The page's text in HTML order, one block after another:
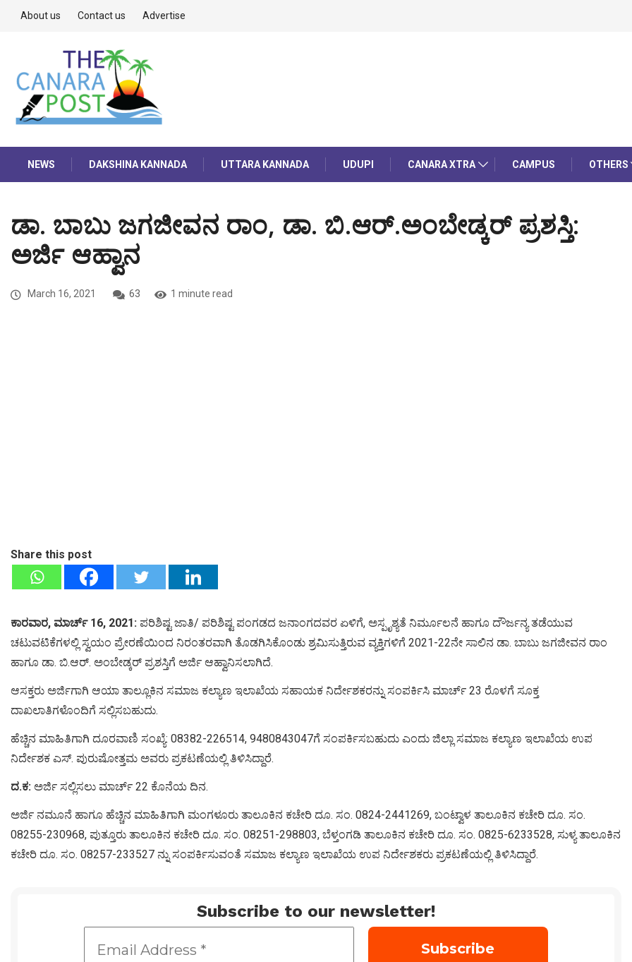
About us Contact us Advertise
NEWS DAKSHINA KANNADA UTTARA KANNADA UDUPI CANARA XTRA CAMPUS OTHERS
ಡಾ. ಬಾಬು ಜಗಜೀವನ ರಾಂ, ಡಾ. ಬಿ.ಆರ್.ಅಂಬೇಡ್ಕರ್ ಪ್ರಶಸ್ತಿ:
ಅರ್ಜಿ ಆಹ್ವಾನ
March 16, 2021 63 1 minute read
Share this post
ಕಾರವಾರ, ಮಾರ್ಚ್ 16, 2021: ಪರಿಶಿಷ್ಟ ಜಾತಿ/ ಪರಿಶಿಷ್ಟ ಪಂಗಡದ ಜನಾಂಗದವರ ಏಳಿಗೆ, ಅಸ್ಪೃಶ್ಯತೆ ನಿರ್ಮೂಲನೆ ಹಾಗೂ ದೌರ್ಜನ್ಯ ತಡೆಯುವ
ಚಟುವಟಿಕೆಗಳಲ್ಲಿ ಸ್ವಯಂ ಪ್ರೇರಣೆಯಿಂದ ನಿರಂತರವಾಗಿ ತೊಡಗಿಸಿಕೊಂಡು ಶ್ರಮಿಸುತ್ತಿರುವ ವ್ಯಕ್ತಿಗಳಿಗೆ 2021-22ನೇ ಸಾಲಿನ ಡಾ. ಬಾಬು ಜಗಜೀವನ ರಾಂ
ಹಾಗೂ ಡಾ. ಬಿ.ಆರ್. ಅಂಬೇಡ್ಕರ್ ಪ್ರಶಸ್ತಿಗೆ ಅರ್ಜಿ ಆಹ್ವಾನಿಸಲಾಗಿದೆ.
ಆಸಕ್ತರು ಅರ್ಜಿಗಾಗಿ ಆಯಾ ತಾಲ್ಲೂಕಿನ ಸಮಾಜ ಕಲ್ಯಾಣ ಇಲಾಖೆಯ ಸಹಾಯಕ ನಿರ್ದೇಶಕರನ್ನು ಸಂಪರ್ಕಿಸಿ ಮಾರ್ಚ್ 23 ರೊಳಗೆ ಸೂಕ್ತ
ದಾಖಲಾತಿಗಳೊಂದಿಗೆ ಸಲ್ಲಿಸಬಹುದು.
ಹೆಚ್ಚಿನ ಮಾಹಿತಿಗಾಗಿ ದೂರವಾಣಿ ಸಂಖ್ಯೆ: 08382-226514, 9480843047ಗೆ ಸಂಪರ್ಕಿಸಬಹುದು ಎಂದು ಜಿಲ್ಲಾ ಸಮಾಜ ಕಲ್ಯಾಣ ಇಲಾಖೆಯ ಉಪ
ನಿರ್ದೇಶಕ ಎಸ್. ಪುರುಷೋತ್ತಮ ಅವರು ಪ್ರಕಟಣೆಯಲ್ಲಿ ತಿಳಿಸಿದ್ದಾರೆ.
ದ.ಕ: ಅರ್ಜಿ ಸಲ್ಲಿಸಲು ಮಾರ್ಚ್ 22 ಕೊನೆಯ ದಿನ.
ಅರ್ಜಿ ನಮೂನೆ ಹಾಗೂ ಹೆಚ್ಚಿನ ಮಾಹಿತಿಗಾಗಿ ಮಂಗಳೂರು ತಾಲೂಕಿನ ಕಚೇರಿ ದೂ. ಸಂ. 0824-2441269, ಬಂಟ್ವಾಳ ತಾಲೂಕಿನ ಕಚೇರಿ ದೂ. ಸಂ.
08255-230968, ಪುತ್ತೂರು ತಾಲೂಕಿನ ಕಚೇರಿ ದೂ. ಸಂ. 08251-298803, ಬೆಳ್ತಂಗಡಿ ತಾಲೂಕಿನ ಕಚೇರಿ ದೂ. ಸಂ. 0825-6233528, ಸುಳ್ಯ ತಾಲೂಕಿನ
ಕಚೇರಿ ದೂ. ಸಂ. 08257-233527 ನ್ನು ಸಂಪರ್ಕಿಸುವಂತೆ ಸಮಾಜ ಕಲ್ಯಾಣ ಇಲಾಖೆಯ ಉಪ ನಿರ್ದೇಶಕರು ಪ್ರಕಟಣೆಯಲ್ಲಿ ತಿಳಿಸಿದ್ದಾರೆ.
Subscribe to our newsletter!